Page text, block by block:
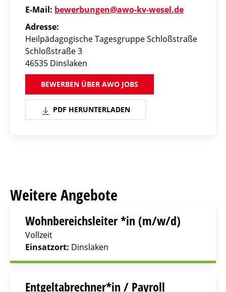
E-Mail: bewerbungen@awo-kv-wesel.de
Adresse:
Heilpädagogische Tagesgruppe Schloßstraße
Schloßstraße 3
46535 Dinslaken
BEWERBEN ÜBER AWO JOBS
PDF HERUNTERLADEN
Weitere Angebote
Wohnbereichsleiter *in (m/w/d)
Vollzeit
Einsatzort: Dinslaken
Entgeltabrechner*in / Payroll